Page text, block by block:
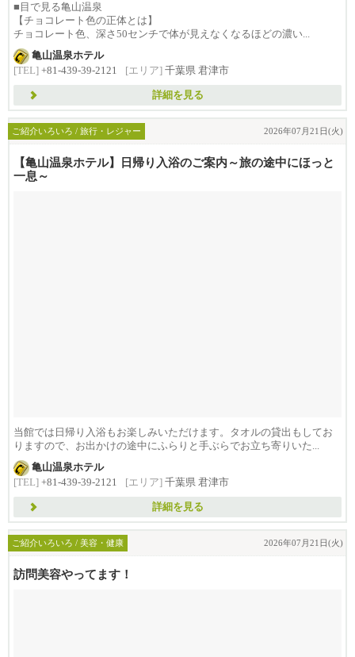
■目で見る亀山温泉
【チョコレート色の正体とは】
チョコレート色、深さ50センチで体が見えなくなるほどの濃い...
亀山温泉ホテル
[TEL] +81-439-39-2121 [エリア] 千葉県 君津市
詳細を見る
ご紹介いろいろ / 旅行・レジャー 2026年07月21日(火)
【亀山温泉ホテル】日帰り入浴のご案内～旅の途中にほっと
一息～
当館では日帰り入浴もお楽しみいただけます。タオルの貸出もしてお
りますので、お出かけの途中にふらりと手ぶらでお立ち寄りいた...
亀山温泉ホテル
[TEL] +81-439-39-2121 [エリア] 千葉県 君津市
詳細を見る
ご紹介いろいろ / 美容・健康 2026年07月21日(火)
訪問美容やってます！